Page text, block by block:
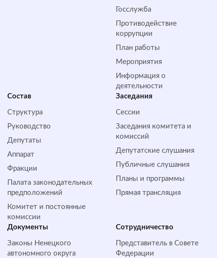
Госслужба
Противодействие
коррупции
План работы
Мероприятия
Информация о
деятельности
Состав
Структура
Руководство
Депутаты
Аппарат
Фракции
Палата законодательных
предположений
Комитет и постоянные
комиссии
Заседания
Сессии
Заседания комитета и
комиссий
Депутатские слушания
Публичные слушания
Планы и программы
Прямая трансляция
Документы
Законы Ненецкого
автономного округа
Сотрудничество
Представитель в Совете
Федерации